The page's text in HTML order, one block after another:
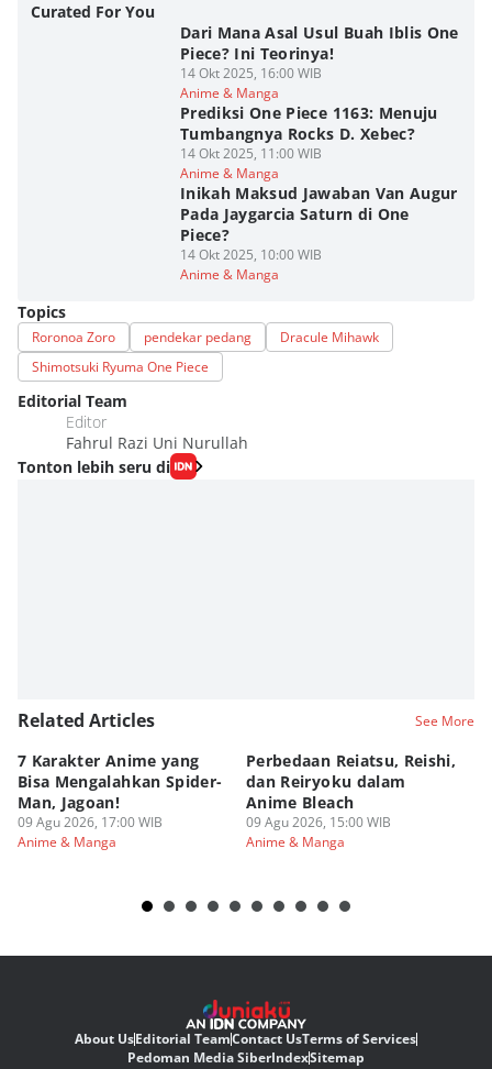
Curated For You
Dari Mana Asal Usul Buah Iblis One
Piece? Ini Teorinya!
14 Okt 2025, 16:00 WIB
Anime & Manga
Prediksi One Piece 1163: Menuju
Tumbangnya Rocks D. Xebec?
14 Okt 2025, 11:00 WIB
Anime & Manga
Inikah Maksud Jawaban Van Augur
Pada Jaygarcia Saturn di One
Piece?
14 Okt 2025, 10:00 WIB
Anime & Manga
Topics
Roronoa Zoro pendekar pedang
Dracule Mihawk
Shimotsuki Ryuma One Piece
Editorial Team
Editor
Fahrul Razi Uni Nurullah
Tonton lebih seru di
Related Articles See More
7 Karakter Anime yang
Bisa Mengalahkan Spider-
Man, Jagoan!
09 Agu 2026, 17:00 WIB
Anime & Manga
Perbedaan Reiatsu, Reishi,
dan Reiryoku dalam
Anime Bleach
09 Agu 2026, 15:00 WIB
Anime & Manga
About UsEditorial TeamContact UsTerms of Services
Pedoman Media SiberIndexSitemap